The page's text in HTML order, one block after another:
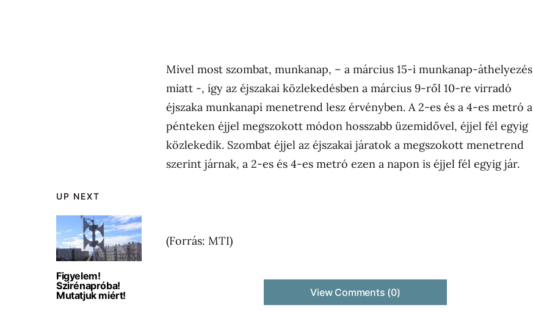
UP NEXT
Figyelem!
Szirénapróba!
Mutatjuk miért!
Mivel most szombat, munkanap, – a március 15-i munkanap-áthelyezés
miatt -, így az éjszakai közlekedésben a március 9-ről 10-re virradó
éjszaka munkanapi menetrend lesz érvényben. A 2-es és a 4-es metró a
pénteken éjjel megszokott módon hosszabb üzemidővel, éjjel fél egyig
közlekedik. Szombat éjjel az éjszakai járatok a megszokott menetrend
szerint járnak, a 2-es és 4-es metró ezen a napon is éjjel fél egyig jár.
(Forrás: MTI)
View Comments (0)